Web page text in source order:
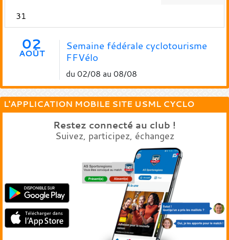
31
02
AOÛT
Semaine fédérale cyclotourisme
FFVélo
du 02/08 au 08/08
L'APPLICATION MOBILE SITE USML CYCLO
Restez connecté au club !
Suivez, participez, échangez